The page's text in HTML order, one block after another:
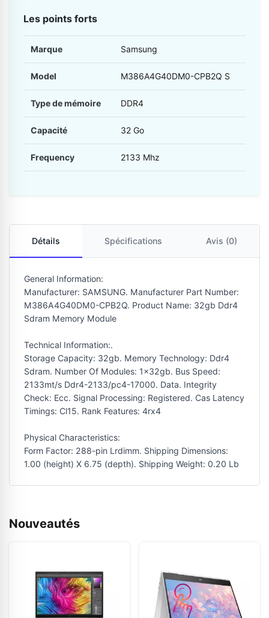
Les points forts
Marque Samsung
Model M386A4G40DM0-CPB2Q S
Type de mémoire DDR4
Capacité 32 Go
Frequency 2133 Mhz
Détails Spécifications Avis (0)
General Information:
Manufacturer: SAMSUNG. Manufacturer Part Number:
M386A4G40DM0-CPB2Q. Product Name: 32gb Ddr4
Sdram Memory Module
Technical Information:.
Storage Capacity: 32gb. Memory Technology: Ddr4
Sdram. Number Of Modules: 1x32gb. Bus Speed:
2133mt/s Ddr4-2133/pc4-17000. Data. Integrity
Check: Ecc. Signal Processing: Registered. Cas Latency
Timings: Cl15. Rank Features: 4rx4
Physical Characteristics:
Form Factor: 288-pin Lrdimm. Shipping Dimensions:
1.00 (height) X 6.75 (depth). Shipping Weight: 0.20 Lb
Nouveautés